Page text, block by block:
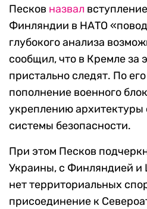
Песков назвал
Финляндии в НАТО
глубокого анализа
сообщил, что в Кремле за
пристально следят. По
пополнение военного
укреплению архитектуры
системы безопасности.
При этом Песков
Украины, с Финляндией и
нет территориальных
присоединение к